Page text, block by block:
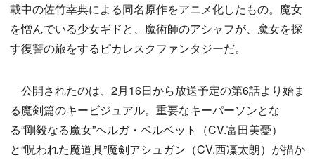
載中の佐竹幸典による同名原作をアニメ化したもの。魔女
を憎んでいる少女ギドと、魔術師のアシャフが、魔女を探
す復讐の旅をするピカレスクファンタジーだ。
公開されたのは、2月16日から放送予定の第6話より始ま
る魔剣篇のキービジュアル。重要なキーパーソンとな
る“剛毅なる魔女”ヘルガ・ベルベット（CV.富田美憂）
と“呪われた魔道具”魔剣アシュガン（CV.西凜太朗）が描か